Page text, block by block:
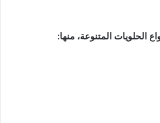
الحلويات المتنوعة، منها: